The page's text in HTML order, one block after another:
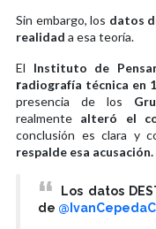
Sin embargo, los datos
realidad a esa teoría.
El Instituto de
radiografía técnica en
presencia de los
realmente alteró el
conclusión es clara y
respalde esa acusación.
Los datos
de